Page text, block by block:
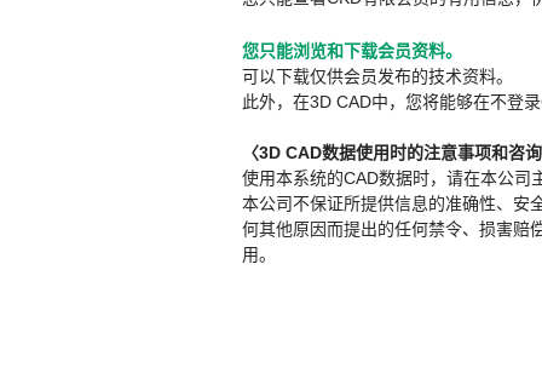
您只能浏览和下载会员资料。
可以下载仅供会员发布的技术资料。
此外，在3D CAD中，您将能够在不登
〈3D CAD数据使用时的注意事项和咨
使用本系统的CAD数据时，请在本公司
本公司不保证所提供信息的准确性、安
何其他原因而提出的任何禁令、损害赔
用。